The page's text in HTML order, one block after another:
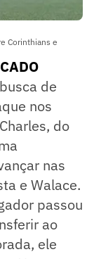
Corinthians e
de
nos
do
nas
e Walace.
passou
ao
ele